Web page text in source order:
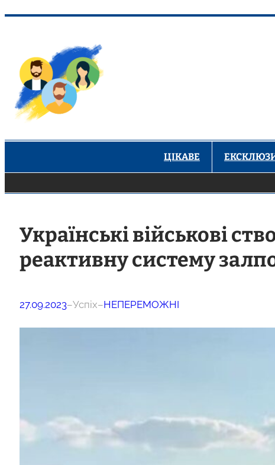
вмісту
ЦІКАВЕ
Українські військові
реактивну систему
27.09.2023–Успіх–НЕПЕРЕМОЖНІ